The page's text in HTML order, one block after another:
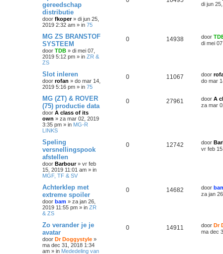
gereedschap
distributie
door fkoper» di jun 25,
2019 2:32 am » in 75
di jun
MG ZS BRANSTOF
SYSTEEM
door TDB » di mei 07,
2019 5:12 pm » in ZR &
ZS
0 14938 door
di mei
Slot inleren
door rofan » do mar 14,
2019 5:16 pm » in 75
0 11067 door
do mar
MG (ZT) & ROVER
(75) productie data
door A class of its
own » za mar 02, 2019
3:35 pm » in MG-R
LINKS
0 27961 door A
za mar
Speling
versnellingspook
afstellen
door Barbour» vr feb
15, 2019 11:01 am » in
MGF, TF & SV
0 12742 door
vr feb
Achterklep met
extreme spoiler
door bam » za jan 26,
2019 11:55 pm » in ZR
& ZS
0 14682 door
za jan
Zo verander je je
avatar
door Dr Doggystyle »
ma dec 31, 2018 1:34
am » in Mededeling van
0 14911 door Dr
ma dec